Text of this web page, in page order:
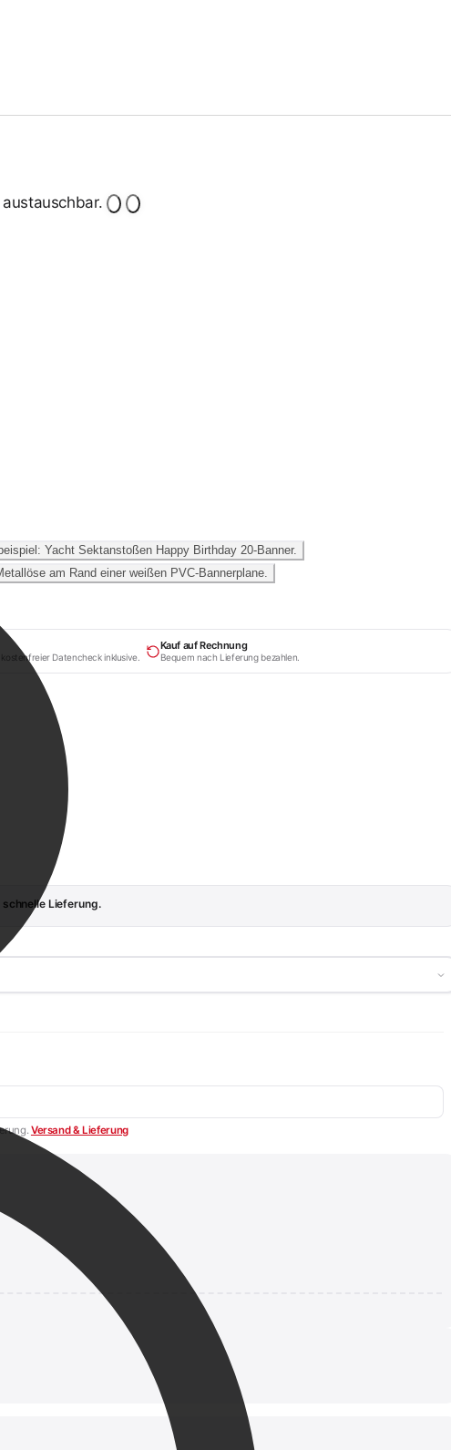
Datencheck inklusive.
Kauf auf Rechnung
Bequem nach Lieferung bezahlen.
Lieferung.
Versand & Lieferung